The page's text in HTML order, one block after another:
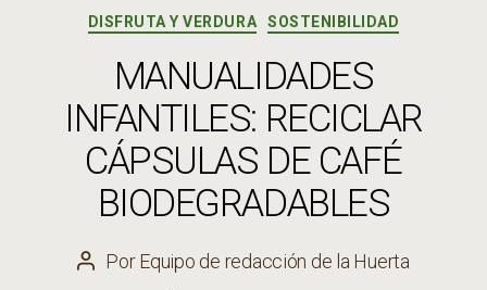
Categorías
DISFRUTA Y VERDURA SOSTENIBILIDAD
MANUALIDADES
INFANTILES: RECICLAR
CÁPSULAS DE CAFÉ
BIODEGRADABLES
Autor
PorEquipo de redacción de la Huerta